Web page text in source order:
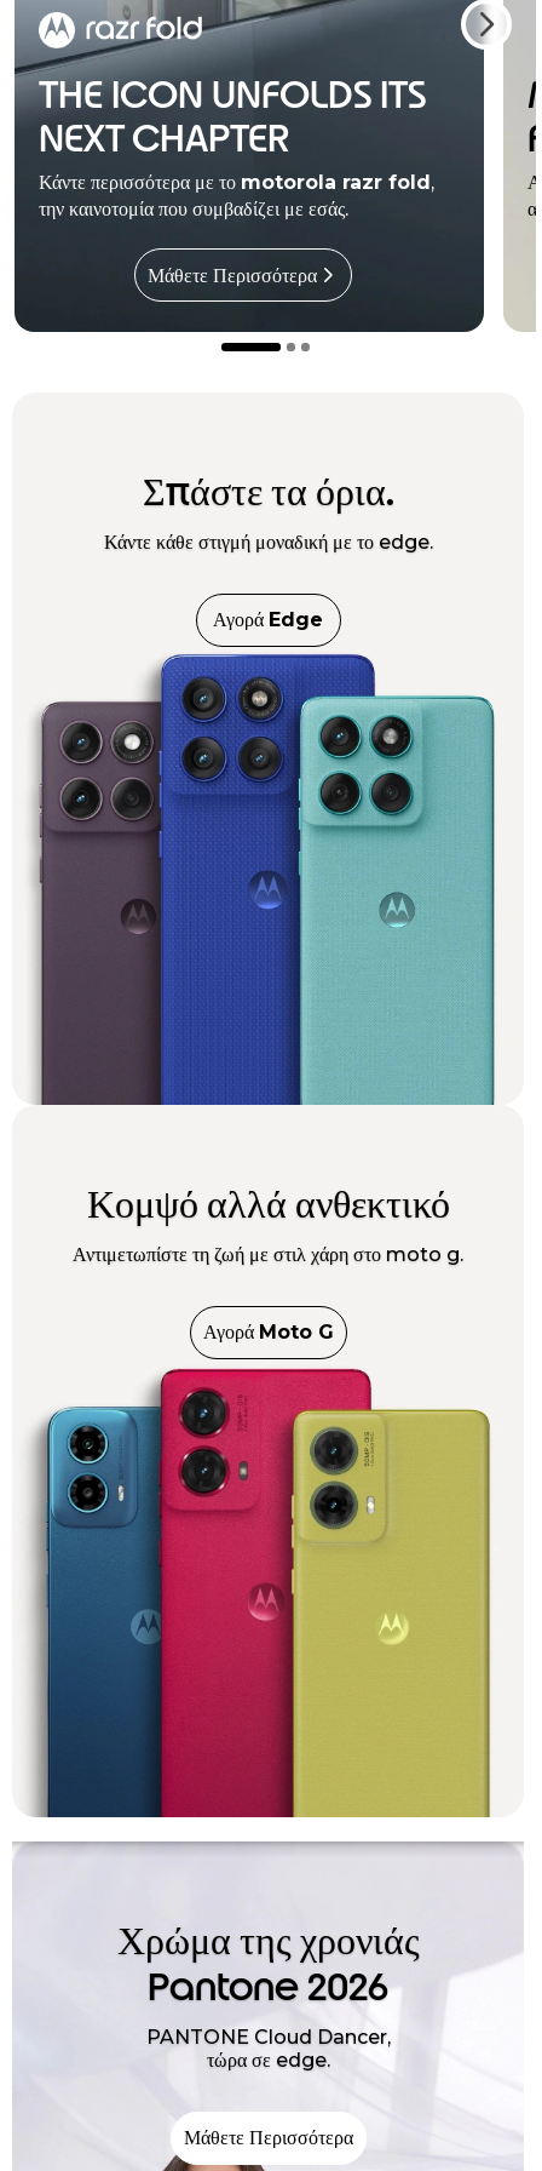
THE ICON UNFOLDS ITS
NEXT CHAPTER
Κάντε περισσότερα με το motorola razr fold ,
την καινοτομία που συμβαδίζει με εσάς.
Μάθετε Περισσότερα
Σπάστε τα όρια.
Κάντε κάθε στιγμή μοναδική με το edge.
Αγορά Edge
Κομψό αλλά ανθεκτικό
Αντιμετωπίστε τη ζωή με στιλ χάρη στο moto g.
Αγορά Moto G
Χρώμα της χρονιάς
Pantone 2026
PANTONE Cloud Dancer,
τώρα σε edge.
Μάθετε Περισσότερα